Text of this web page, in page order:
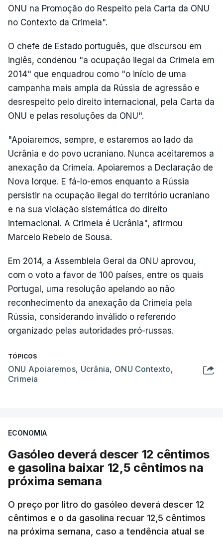
ONU na Promoção do Respeito pela Carta da ONU
no Contexto da Crimeia".
O chefe de Estado português, que discursou em
inglês, condenou "a ocupação ilegal da Crimeia em
2014" que enquadrou como "o início de uma
campanha mais ampla da Rússia de agressão e
desrespeito pelo direito internacional, pela Carta da
ONU e pelas resoluções da ONU".
"Apoiaremos, sempre, e estaremos ao lado da
Ucrânia e do povo ucraniano. Nunca aceitaremos a
anexação da Crimeia. Apoiaremos a Declaração de
Nova Iorque. E fá-lo-emos enquanto a Rússia
persistir na ocupação ilegal do território ucraniano
e na sua violação sistemática do direito
internacional. A Crimeia é Ucrânia", afirmou
Marcelo Rebelo de Sousa.
Em 2014, a Assembleia Geral da ONU aprovou,
com o voto a favor de 100 países, entre os quais
Portugal, uma resolução apelando ao não
reconhecimento da anexação da Crimeia pela
Rússia, considerando inválido o referendo
organizado pelas autoridades pró-russas.
TÓPICOS
ONU Apoiaremos, Ucrânia, ONU Contexto,
Crimeia
ECONOMIA
Gasóleo deverá descer 12 cêntimos
e gasolina baixar 12,5 cêntimos na
próxima semana
O preço por litro do gasóleo deverá descer 12
cêntimos e o da gasolina recuar 12,5 cêntimos
na próxima semana, caso a tendência atual se